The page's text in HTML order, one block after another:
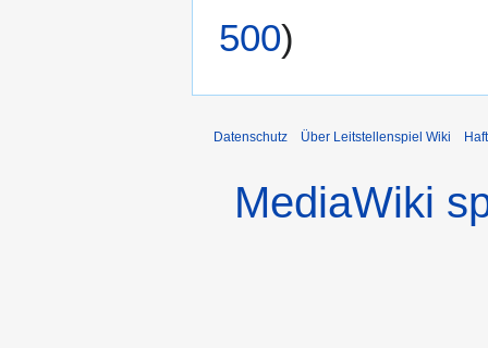
500)
Datenschutz Über Leitstellenspiel Wiki
MediaWiki